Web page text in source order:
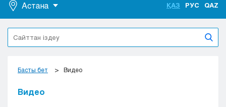
Астана
Астана
Алматы
Жезказган
ҚАЗ РУС QAZ
Басты бет Видео
Видео